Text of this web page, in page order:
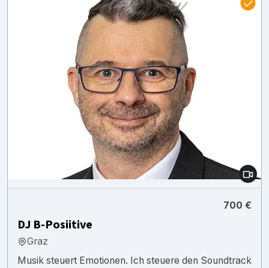
700 €
DJ B-Posiitive
Graz
Musik steuert Emotionen. Ich steuere den Soundtrack